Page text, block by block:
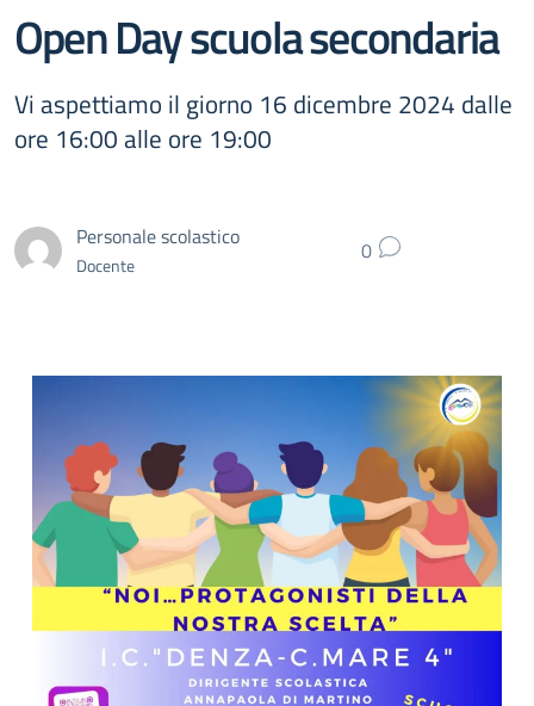
Open Day scuola secondaria
Vi aspettiamo il giorno 16 dicembre 2024 dalle
ore 16:00 alle ore 19:00
Personale scolastico
Docente 0